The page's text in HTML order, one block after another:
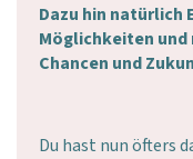
Dazu hin natürlich
Möglichkeiten
Chancen und
Du hast nun öfters